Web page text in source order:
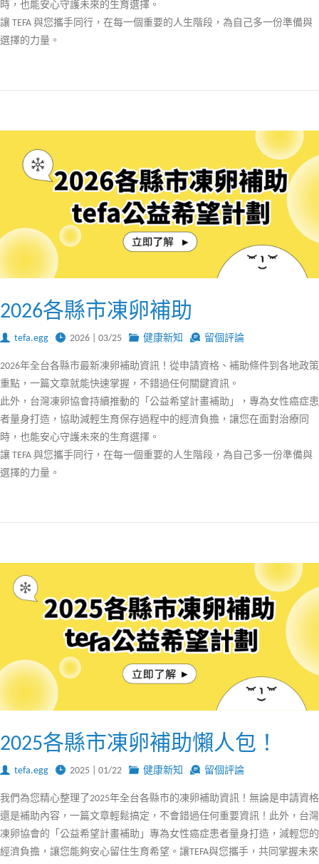
時，也能安心守護未來的生育選擇。
讓 TEFA 與您攜手同行，在每一個重要的人生階段，為自己多一份準備與
選擇的力量。
2026各縣市凍卵補助
tefa.egg 2026 | 03/25 健康新知 留個評論
2026年全台各縣市最新凍卵補助資訊！從申請資格、補助條件到各地政策
重點，一篇文章就能快速掌握，不錯過任何關鍵資訊。
此外，台灣凍卵協會持續推動的「公益希望計畫補助」，專為女性癌症患
者量身打造，協助減輕生育保存過程中的經濟負擔，讓您在面對治療同
時，也能安心守護未來的生育選擇。
讓 TEFA 與您攜手同行，在每一個重要的人生階段，為自己多一份準備與
選擇的力量。
2025各縣市凍卵補助懶人包！
tefa.egg 2025 | 01/22 健康新知 留個評論
我們為您精心整理了2025年全台各縣市的凍卵補助資訊！無論是申請資格
還是補助內容，一篇文章輕鬆搞定，不會錯過任何重要資訊！此外，台灣
凍卵協會的「公益希望計畫補助」專為女性癌症患者量身打造，減輕您的
經濟負擔，讓您能夠安心留住生育希望。讓TEFA與您攜手，共同掌握未來